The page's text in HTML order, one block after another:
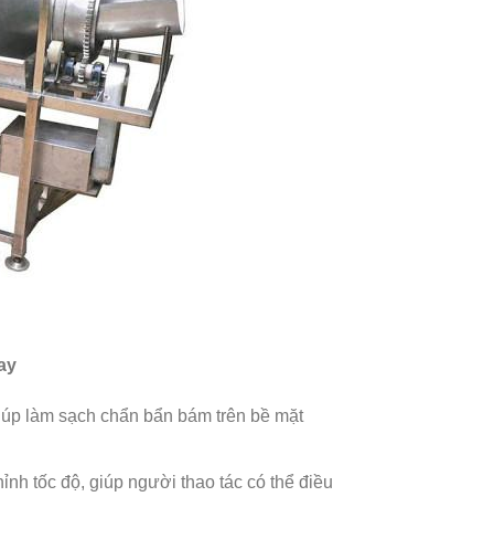
làm sạch chẩn bẩn bám trên bề mặt
tốc độ, giúp người thao tác có thể điều